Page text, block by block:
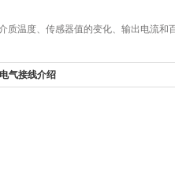
温度、传感器值的变化、输出电流和
气接线介绍